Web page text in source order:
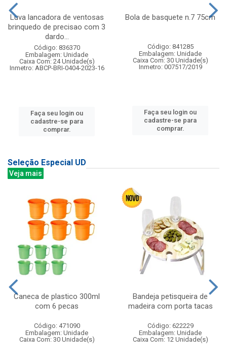
Luva lancadora de ventosas
brinquedo de precisao com 3
dardo...
Código: 836370
Embalagem: Unidade
Caixa Com: 24 Unidade(s)
Inmetro: ABCP-BRI-0404-2023-16
Faça seu login ou
cadastre-se para
comprar.
Bola de basquete n.7 75cm
Código: 841285
Embalagem: Unidade
Caixa Com: 30 Unidade(s)
Inmetro: 007517/2019
Faça seu login ou
cadastre-se para
comprar.
Seleção Especial UD
Veja mais
Caneca de plastico 300ml
com 6 pecas
Código: 471090
Embalagem: Unidade
Caixa Com: 30 Unidade(s)
Bandeja petisqueira de
madeira com porta tacas
Código: 622229
Embalagem: Unidade
Caixa Com: 12 Unidade(s)